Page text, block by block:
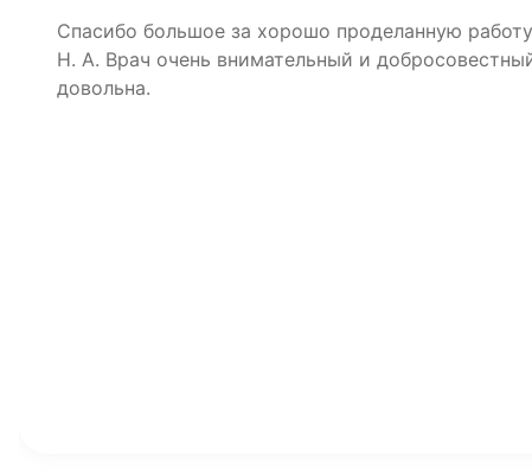
Спасибо большое за хорошо проделанную
Н. А. Врач очень внимательный и
довольна.